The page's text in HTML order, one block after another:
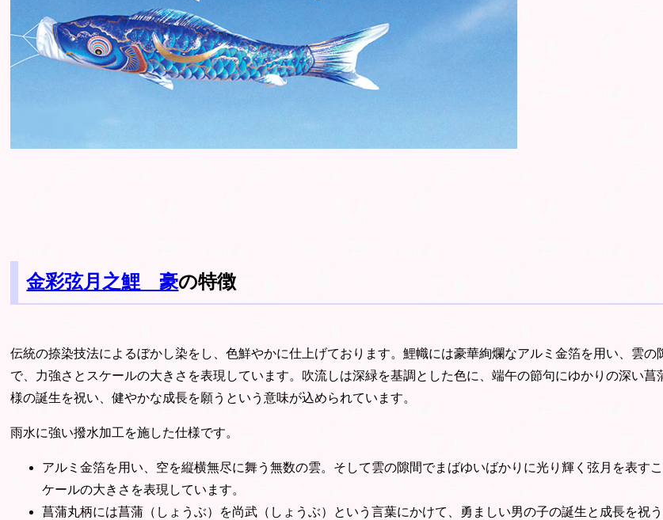
金彩弦月之鯉 豪の特徴
伝統の捺染技法によるぼかし染をし、色鮮やかに仕上げております。鯉幟には豪華絢爛なアルミ金箔を用い、雲の
で、力強さとスケールの大きさを表現しています。吹流しは深緑を基調とした色に、端午の節句にゆかりの深い菖
様の誕生を祝い、健やかな成長を願うという意味が込められています。
雨水に強い撥水加工を施した仕様です。
アルミ金箔を用い、空を縦横無尽に舞う無数の雲。そして雲の隙間でまばゆいばかりに光り輝く弦月を表す
ケールの大きさを表現しています。
菖蒲丸柄には菖蒲（しょうぶ）を尚武（しょうぶ）という言葉にかけて、勇ましい男の子の誕生と成長を祝